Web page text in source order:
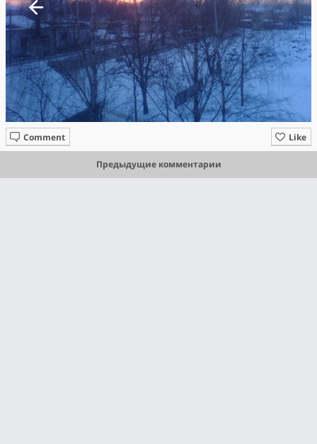
Like
Comment
Предыдущие комментарии